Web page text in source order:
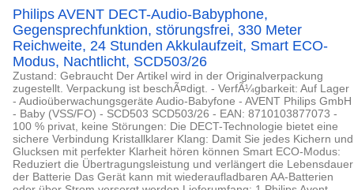
Philips AVENT DECT-Audio-Babyphone,
Gegensprechfunktion, störungsfrei, 330 Meter
Reichweite, 24 Stunden Akkulaufzeit, Smart ECO-
Modus, Nachtlicht, SCD503/26
Zustand: Gebraucht Der Artikel wird in der Originalverpackung
zugestellt. Verpackung ist beschÃ¤digt. - VerfÃ¼gbarkeit: Auf Lager
- Audioüberwachungsgeräte Audio-Babyfone - AVENT Philips GmbH
- Baby (VSS/FO) - SCD503 SCD503/26 - EAN: 8710103877073 -
100 % privat, keine Störungen: Die DECT-Technologie bietet eine
sichere Verbindung Kristallklarer Klang: Damit Sie jedes Kichern und
Glucksen mit perfekter Klarheit hören können Smart ECO-Modus:
Reduziert die Übertragungsleistung und verlängert die Lebensdauer
der Batterie Das Gerät kann mit wiederaufladbaren AA-Batterien